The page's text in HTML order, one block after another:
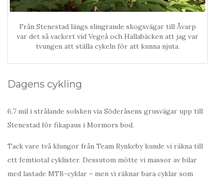
Från Stenestad längs slingrande skogsvägar till Åvarp
var det så vackert vid Vegeå och Hallabäcken att jag var
tvungen att ställa cykeln för att kunna njuta.
Dagens cykling
6,7 mil i strålande solsken via Söderåsens grusvägar upp till
Stenestad för fikapaus i Mormors bod.
Tack vare två klungor från Team Rynkeby kunde vi räkna till
ett femtiotal cyklister. Dessutom mötte vi massor av bilar
med lastade MTB-cyklar – men vi räknar bara cyklar som